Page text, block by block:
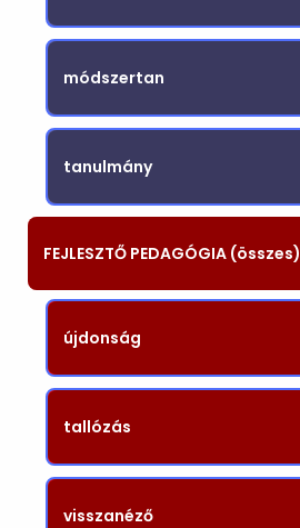
módszertan
tanulmány
FEJLESZTŐ PEDAGÓGIA (összes)
újdonság
tallózás
visszanéző